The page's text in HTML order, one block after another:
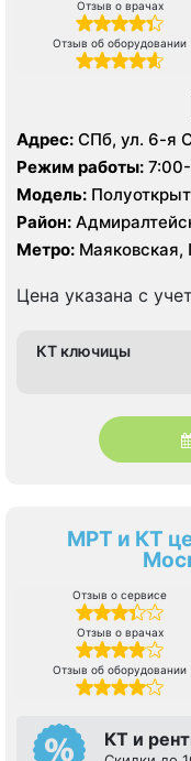
Отзыв о врачах
Отзыв об оборудовании
Адрес: СПб, ул. 6-я
Режим работы:
Модель:
Vida 3T, Закрытый
Essenza 1.5 Тесла,
Район:
Метро: Маяковская,
Цена указана с
КТ ключицы
МРТ и КТ
Отзыв о сервисе
Отзыв о врачах
Отзыв об оборудовании
КТ и